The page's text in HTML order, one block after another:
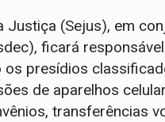
(Sejus), em
ficará
presídios
de aparelhos
transferências